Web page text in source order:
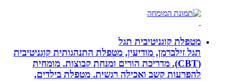
מטפלת קוגניטיבית תגל
תגל זילברמן, מודיעין, מטפלת התנהגותית קוגניטיבית
(CBT). מדריכת הורים ומנחת קבוצות. מומחית
להפרעות קשב ואכילה רגשית. מטפלת בילדים,